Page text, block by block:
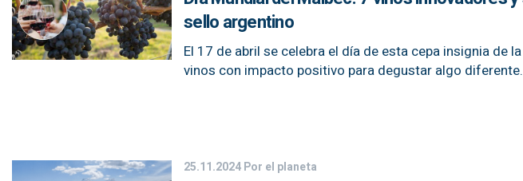
sello argentino
El 17 de abril se celebra el día de esta cepa insignia de
vinos con impacto positivo para degustar algo diferente.
25.11.2024Por el planeta